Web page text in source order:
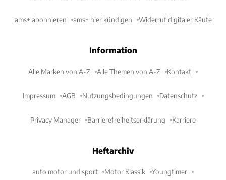
ams+ abonnieren ams+ hier kündigen Widerruf digitaler Käufe
Information
Alle Marken von A-Z Alle Themen von A-Z Kontakt
Impressum AGB Nutzungsbedingungen Datenschutz
Privacy Manager Barrierefreiheitserklärung Karriere
Heftarchiv
auto motor und sport Motor Klassik Youngtimer